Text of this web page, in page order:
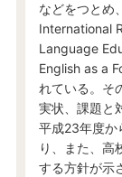
などをつとめ
International
Language
English as a
れている。そ
実状、課題と
平成23年度か
り、また、高
する方針が示